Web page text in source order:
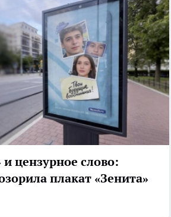
и цензурное слово:
плакат «Зенита»